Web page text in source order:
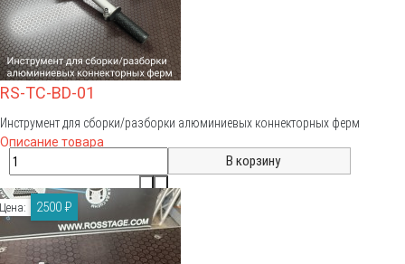
RS-TC-BD-01
Инструмент для сборки/разборки алюминиевых коннекторных ферм
Описание товара
Цена: 2500 ₽